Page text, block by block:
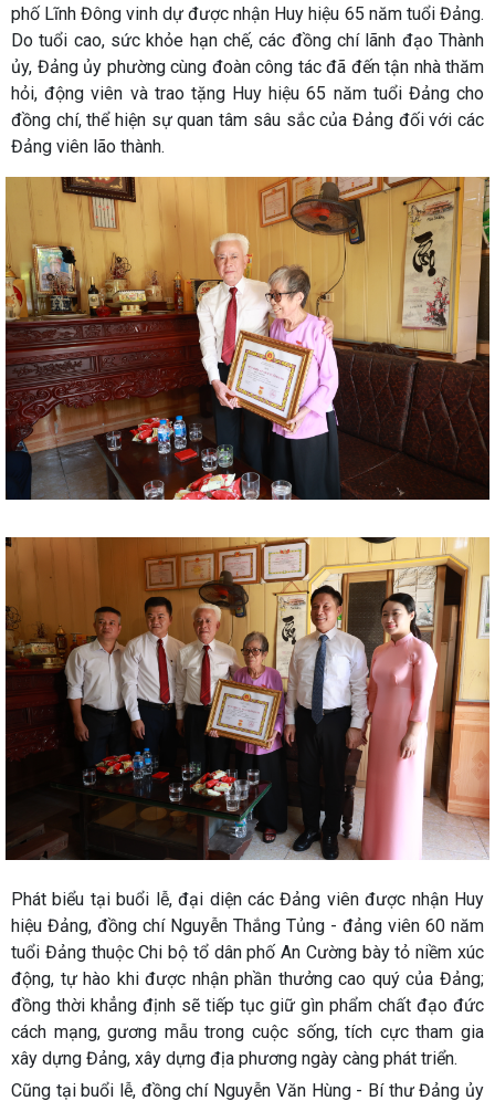
phố Lĩnh Đông vinh dự được nhận Huy hiệu 65 năm tuổi Đảng.
Do tuổi cao, sức khỏe hạn chế, các đồng chí lãnh đạo Thành
ủy, Đảng ủy phường cùng đoàn công tác đã đến tận nhà thăm
hỏi, động viên và trao tặng Huy hiệu 65 năm tuổi Đảng cho
đồng chí, thể hiện sự quan tâm sâu sắc của Đảng đối với các
Đảng viên lão thành.
Phát biểu tại buổi lễ, đại diện các Đảng viên được nhận Huy
hiệu Đảng, đồng chí Nguyễn Thắng Tủng - đảng viên 60 năm
tuổi Đảng thuộc Chi bộ tổ dân phố An Cường bày tỏ niềm xúc
động, tự hào khi được nhận phần thưởng cao quý của Đảng;
đồng thời khẳng định sẽ tiếp tục giữ gìn phẩm chất đạo đức
cách mạng, gương mẫu trong cuộc sống, tích cực tham gia
xây dựng Đảng, xây dựng địa phương ngày càng phát triển.
Cũng tại buổi lễ, đồng chí Nguyễn Văn Hùng - Bí thư Đảng ủy